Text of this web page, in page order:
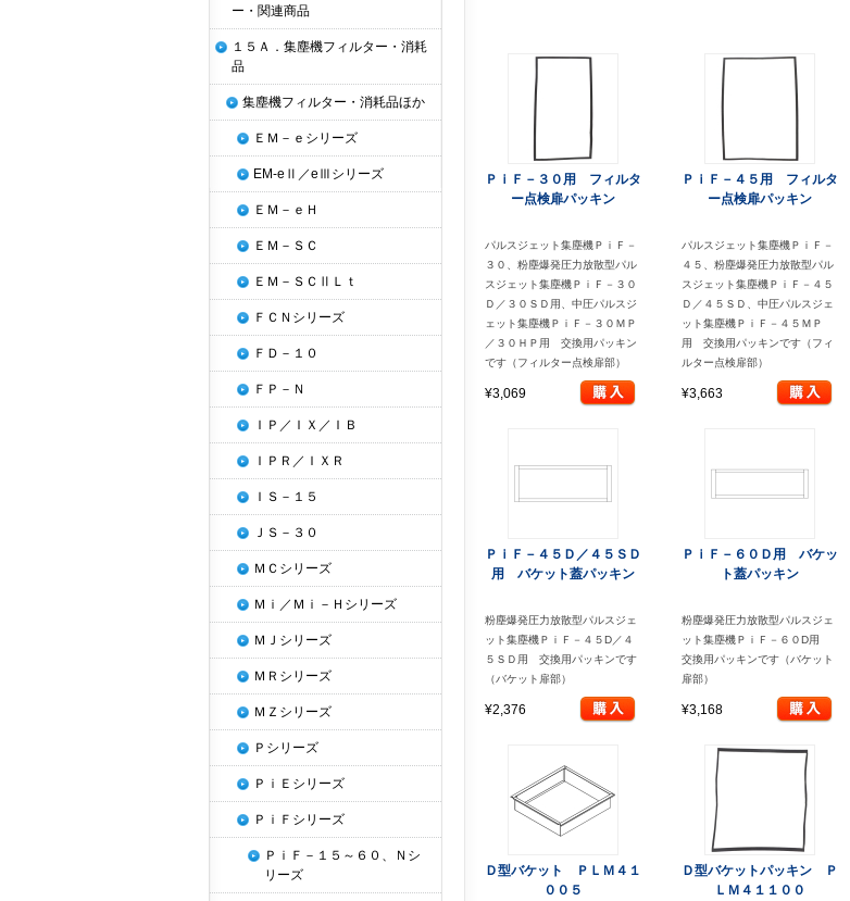
ＰｉＦ－３０用 フィルタ
ー点検扉パッキン
パルスジェット集塵機ＰｉＦ－
３０、粉塵爆発圧力放散型パル
スジェット集塵機ＰｉＦ－３０
Ｄ／３０ＳＤ用、中圧パルスジ
ェット集塵機ＰｉＦ－３０ＭＰ
／３０ＨＰ用 交換用パッキン
です（フィルター点検扉部）
¥3,069
ＰｉＦ－４５用 フィルタ
ー点検扉パッキン
パルスジェット集塵機ＰｉＦ－
４５、粉塵爆発圧力放散型パル
スジェット集塵機ＰｉＦ－４５
Ｄ／４５ＳＤ、中圧パルスジェ
ット集塵機ＰｉＦ－４５ＭＰ
用 交換用パッキンです（フィ
ルター点検扉部）
¥3,663
ＰｉＦ－４５Ｄ／４５ＳＤ
用 バケット蓋パッキン
粉塵爆発圧力放散型パルスジェ
ット集塵機ＰｉＦ－４５D／４
５ＳＤ用 交換用パッキンです
（バケット扉部）
¥2,376
ＰｉＦ－６０Ｄ用 バケッ
ト蓋パッキン
粉塵爆発圧力放散型パルスジェ
ット集塵機ＰｉＦ－６０D用
交換用パッキンです（バケット
扉部）
¥3,168
Ｄ型バケット ＰＬＭ４１
００５
Ｄ型バケットパッキン Ｐ
ＬＭ４１１００
ー・関連商品
１５Ａ．集塵機フィルター・消耗
品
集塵機フィルター・消耗品ほか
ＥＭ－ｅシリーズ
EM-eⅡ／eⅢシリーズ
ＥＭ－ｅＨ
ＥＭ－ＳＣ
ＥＭ－ＳＣⅡＬｔ
ＦＣＮシリーズ
ＦＤ－１０
ＦＰ－Ｎ
ＩＰ／ＩＸ／ＩＢ
ＩＰＲ／ＩＸＲ
ＩＳ－１５
ＪＳ－３０
ＭＣシリーズ
Ｍｉ／Ｍｉ－Ｈシリーズ
ＭＪシリーズ
ＭＲシリーズ
ＭＺシリーズ
Ｐシリーズ
ＰｉＥシリーズ
ＰｉＦシリーズ
ＰｉＦ－１５～６０、Ｎシ
リーズ